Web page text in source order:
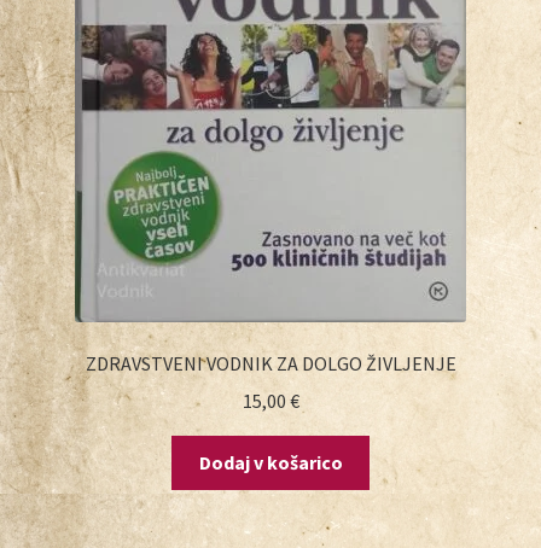
ZDRAVSTVENI VODNIK ZA DOLGO ŽIVLJENJE
15,00 €
Dodaj v košarico